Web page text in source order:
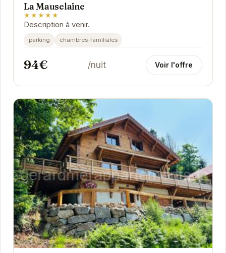
La Mauselaine
★★★★★
Description à venir.
parking chambres-familiales
94€ /nuit Voir l'offre